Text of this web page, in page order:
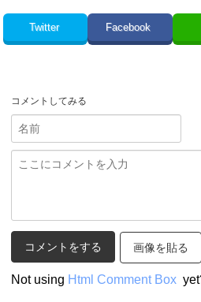
Twitter Facebook
コメントしてみる
画像を貼る
Not using Html Comment Box